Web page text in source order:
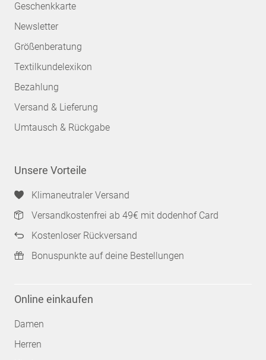
Geschenkkarte
Newsletter
Größenberatung
Textilkundelexikon
Bezahlung
Versand & Lieferung
Umtausch & Rückgabe
Unsere Vorteile
Klimaneutraler Versand
Versandkostenfrei ab 49€ mit dodenhof Card
Kostenloser Rückversand
Bonuspunkte auf deine Bestellungen
Online einkaufen
Damen
Herren